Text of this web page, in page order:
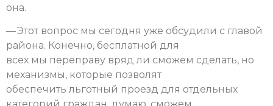
она.
— Этот вопрос мы сегодня уже обсудили с главой
района. Конечно, бесплатной для
всех мы переправу вряд ли сможем сделать, но
механизмы, которые позволят
обеспечить льготный проезд для отдельных